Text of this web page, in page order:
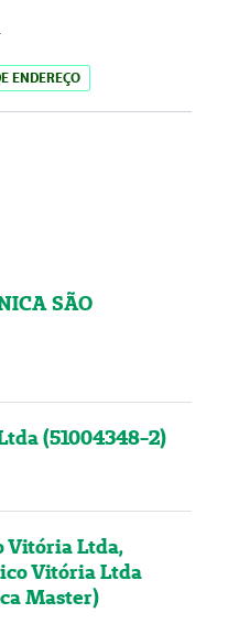
ENDEREÇO
SÃO
(51004348-2)
Vitória Ltda,
Vitória Ltda
Master)